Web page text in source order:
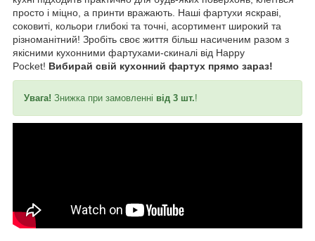
просто і міцно, а принти вражають. Наші фартухи яскраві,
соковиті, кольори глибокі та точні, асортимент широкий та
різноманітний! Зробіть своє життя більш насиченим разом з
якісними кухонними фартухами-скиналі від Happy
Pocket! Вибирай свій кухонний фартух прямо зараз!
Увага! Знижка при замовленні від 3 шт.!